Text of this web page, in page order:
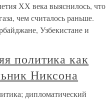
ХХ века выяснилось, что
чем считалось раньше.
Узбекистане и
как
Никсона
дипломатический